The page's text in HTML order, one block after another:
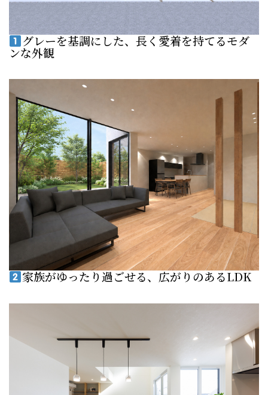
グレーを基調にした、長く愛着を持てるモダ
ンな外観
家族がゆったり過ごせる、広がりのあるLDK